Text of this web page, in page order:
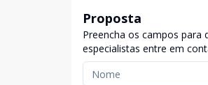
Proposta
Preencha os campos para
especialistas entre em